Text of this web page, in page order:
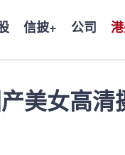
信披+ 公司
美女高清